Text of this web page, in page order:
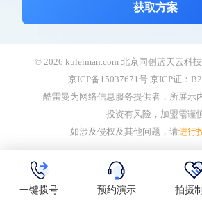
获取方案
© 2026 kuleiman.com 北京同创蓝天云科
京ICP备15037671号 京ICP证：
酷雷曼为网络信息服务提供者，所展示
投资有风险，加盟需谨
如涉及侵权及其他问题，请进行
一键拨号 预约演示 拍摄